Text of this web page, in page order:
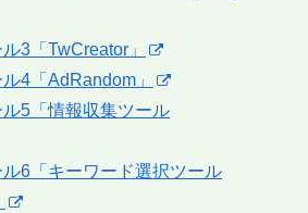
3「TwCreator」
4「AdRandom」
5「情報収集ツール
6「キーワード選択ツール